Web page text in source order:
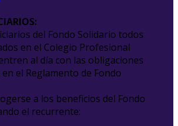
del Fondo Solidario todos
en el Colegio Profesional
al día con las obligaciones
el Reglamento de Fondo
a los beneficios del Fondo
el recurrente: